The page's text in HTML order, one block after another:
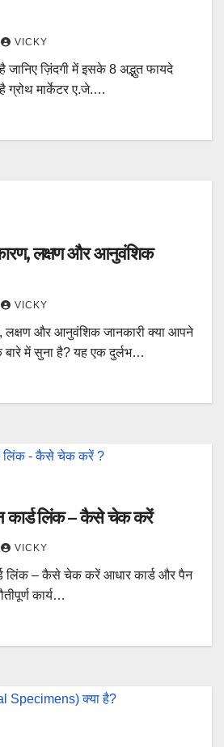
VICKY
जानिए ज़िंदगी में इसके 8 अद्भुत फायदे
ग्रोथ मार्केटर ए.जे.…
लक्षण और आनुवंशिक
VICKY
लक्षण और आनुवंशिक जानकारी क्या आपने
में सुना है? यह एक दुर्लभ…
कार्ड लिंक – कैसे चेक करें
VICKY
लिंक – कैसे चेक करें आधार कार्ड और पैन
कार्य…